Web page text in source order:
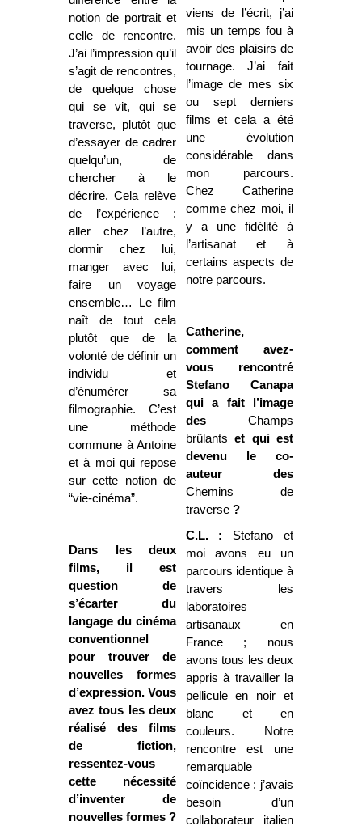
notion de portrait et
celle de rencontre.
J’ai l’impression qu’il
s’agit de rencontres,
de quelque chose
qui se vit, qui se
traverse, plutôt que
d’essayer de cadrer
quelqu’un, de
chercher à le
décrire. Cela relève
de l’expérience :
aller chez l’autre,
dormir chez lui,
manger avec lui,
faire un voyage
ensemble… Le film
naît de tout cela
plutôt que de la
volonté de définir un
individu et
d’énumérer sa
filmographie. C’est
une méthode
commune à Antoine
et à moi qui repose
sur cette notion de
“vie-cinéma”.
Dans les deux
films, il est
question de
s’écarter du
langage du cinéma
conventionnel
pour trouver de
nouvelles formes
d’expression. Vous
avez tous les deux
réalisé des films
de fiction,
ressentez-vous
cette nécessité
d’inventer de
nouvelles formes ?
viens de l’écrit, j’ai
mis un temps fou à
avoir des plaisirs de
tournage. J’ai fait
l’image de mes six
ou sept derniers
films et cela a été
une évolution
considérable dans
mon parcours.
Chez Catherine
comme chez moi, il
y a une fidélité à
l’artisanat et à
certains aspects de
notre parcours.
Catherine,
comment avez-
vous rencontré
Stefano Canapa
qui a fait l’image
des Champs
brûlantset qui est
devenu le co-
auteur des
Chemins de
traverse?
C.L. : Stefano et
moi avons eu un
parcours identique à
travers les
laboratoires
artisanaux en
France ; nous
avons tous les deux
appris à travailler la
pellicule en noir et
blanc et en
couleurs. Notre
rencontre est une
remarquable
coïncidence : j’avais
besoin d’un
collaborateur italien